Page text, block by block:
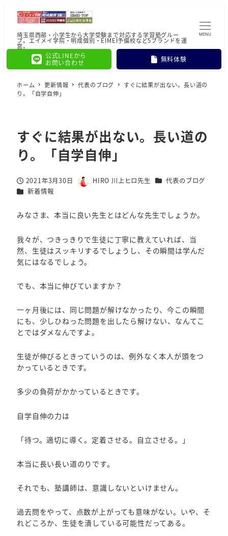
埼玉県西部・小学生から大学受験まで対応する学習塾グルー
プ。エイメイ学院・明成個別・EIMEI予備校など5ブランドを運
営。
公式LINEから
お問い合わせ
無料体験
MENU
ホーム 更新情報 代表のブログ
すぐに結果が出ない。長い道の
り。「自学自伸」
すぐに結果が出ない。長い道の
り。「自学自伸」
投稿日2021年3月30日
著
HIRO 川上ヒロ先生 カテゴリー
代表のブログ
カテゴリー
新着情報
みなさま、本当に良い先生とはどんな先生でしょうか。
我々が、つきっきりで生徒に丁寧に教えていれば、当
然、生徒はスッキリするでしょうし、その瞬間は学んだ
気にはなるでしょう。
でも、本当に伸びていますか？
一ヶ月後には、同じ問題が解けなかったり、今この瞬間
にも、少しひねった問題を出したら解けない、なんてこ
とではダメなんですよ。
生徒が伸びるときっていうのは、例外なく本人が頭をつ
かっているときです。
多少の負荷がかかっているときです。
自学自伸の力は
「待つ。適切に導く。定着させる。自立させる。」
本当に長い長い道のりです。
それでも、塾講師は、意識しないといけません。
過去問をやって、点数が上がっても意味がない。いや、そ
れどころか、生徒を潰している可能性だってある。